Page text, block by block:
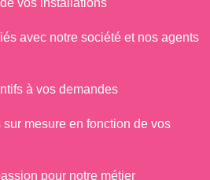
vos installations
avec notre société et nos agents
à vos demandes
mesure en fonction de vos
pour notre métier